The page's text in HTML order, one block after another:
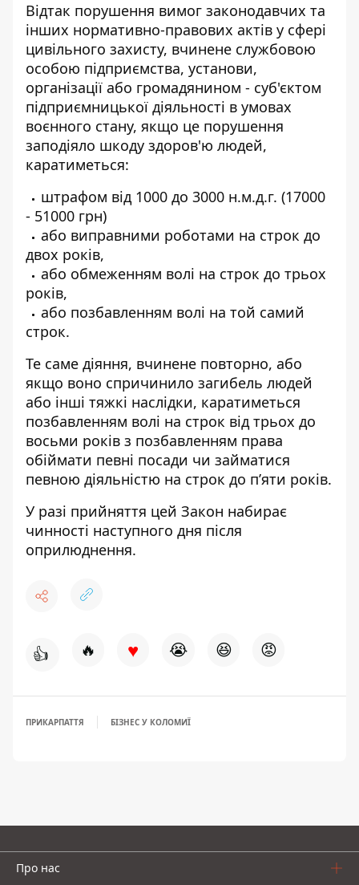
Відтак порушення вимог законодавчих та
інших нормативно-правових актів у сфері
цивільного захисту, вчинене службовою
особою підприємства, установи,
організації або громадянином - суб'єктом
підприємницької діяльності в умовах
воєнного стану, якщо це порушення
заподіяло шкоду здоров'ю людей,
каратиметься:
штрафом від 1000 до 3000 н.м.д.г. (17000
- 51000 грн)
або виправними роботами на строк до
двох років,
або обмеженням волі на строк до трьох
років,
або позбавленням волі на той самий
строк.
Те саме діяння, вчинене повторно, або
якщо воно спричинило загибель людей
або інші тяжкі наслідки, каратиметься
позбавленням волі на строк від трьох до
восьми років з позбавленням права
обіймати певні посади чи займатися
певною діяльністю на строк до п’яти років.
У разі прийняття цей Закон набирає
чинності наступного дня після
оприлюднення.
👍 🔥 ♥ 😭 😆 😡
ПРИКАРПАТТЯ БІЗНЕС У КОЛОМИЇ
Про нас